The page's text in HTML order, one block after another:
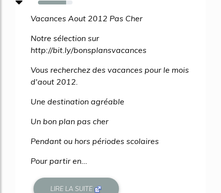
81%
Vacances Aout 2012 Pas Cher
Notre sélection sur
http://bit.ly/bonsplansvacances
Vous recherchez des vacances pour le mois
d'aout 2012.
Une destination agréable
Un bon plan pas cher
Pendant ou hors périodes scolaires
Pour partir en...
LIRE LA SUITE